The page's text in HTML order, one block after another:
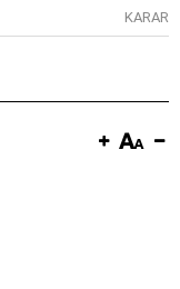
KARAR